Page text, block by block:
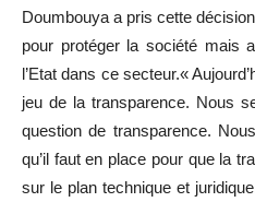
Doumbouya a pris cette
pour protéger la société mais
l’Etat dans ce secteur.«
jeu de la transparence. Nous
question de transparence.
qu’il faut en place pour que la
sur le plan technique et